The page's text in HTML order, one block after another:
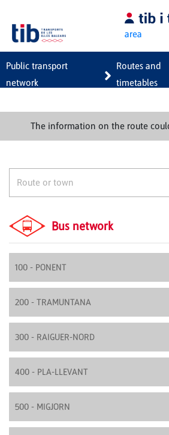
area
Public transport
network
Routes and
timetables
Bus network
100 - PONENT
200 - TRAMUNTANA
300 - RAIGUER-NORD
400 - PLA-LLEVANT
500 - MIGJORN
The information on the route